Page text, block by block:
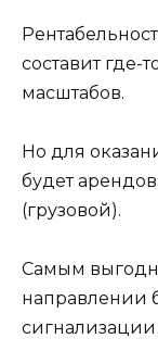
составит где-
масштабов.
Но для
будет
(грузовой).
Самым
направлении